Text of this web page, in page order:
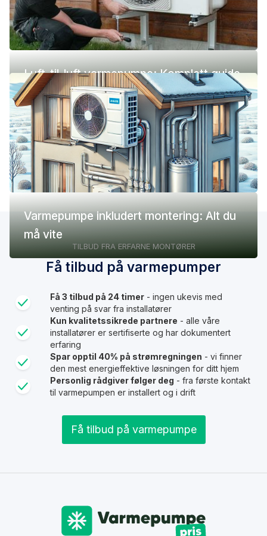
Luft-til-luft varmepumpe: Komplett guide
(pris, fordeler og ulemper)
Varmepumpe inkludert montering: Alt du
må vite
TILBUD FRA ERFARNE MONTØRER
Få tilbud på varmepumper
Få 3 tilbud på 24 timer - ingen ukevis med
venting på svar fra installatører
Kun kvalitetssikrede partnere - alle våre
installatører er sertifiserte og har dokumentert
erfaring
Spar opptil 40% på strømregningen - vi finner
den mest energieffektive løsningen for ditt hjem
Personlig rådgiver følger deg - fra første kontakt
til varmepumpen er installert og i drift
Få tilbud på varmepumpe